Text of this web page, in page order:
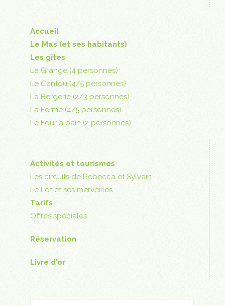
Accueil
Le Mas (et ses habitants)
Les gîtes
La Grange (4 personnes)
Le Cantou (4/5 personnes)
La Bergerie (2/3 personnes)
La Ferme (4/5 personnes)
Le Four à pain (2 personnes)
Activités et tourismes
Les circuits de Rebecca et Sylvain
Le Lot et ses merveilles
Tarifs
Offres spéciales
Réservation
Livre d'or